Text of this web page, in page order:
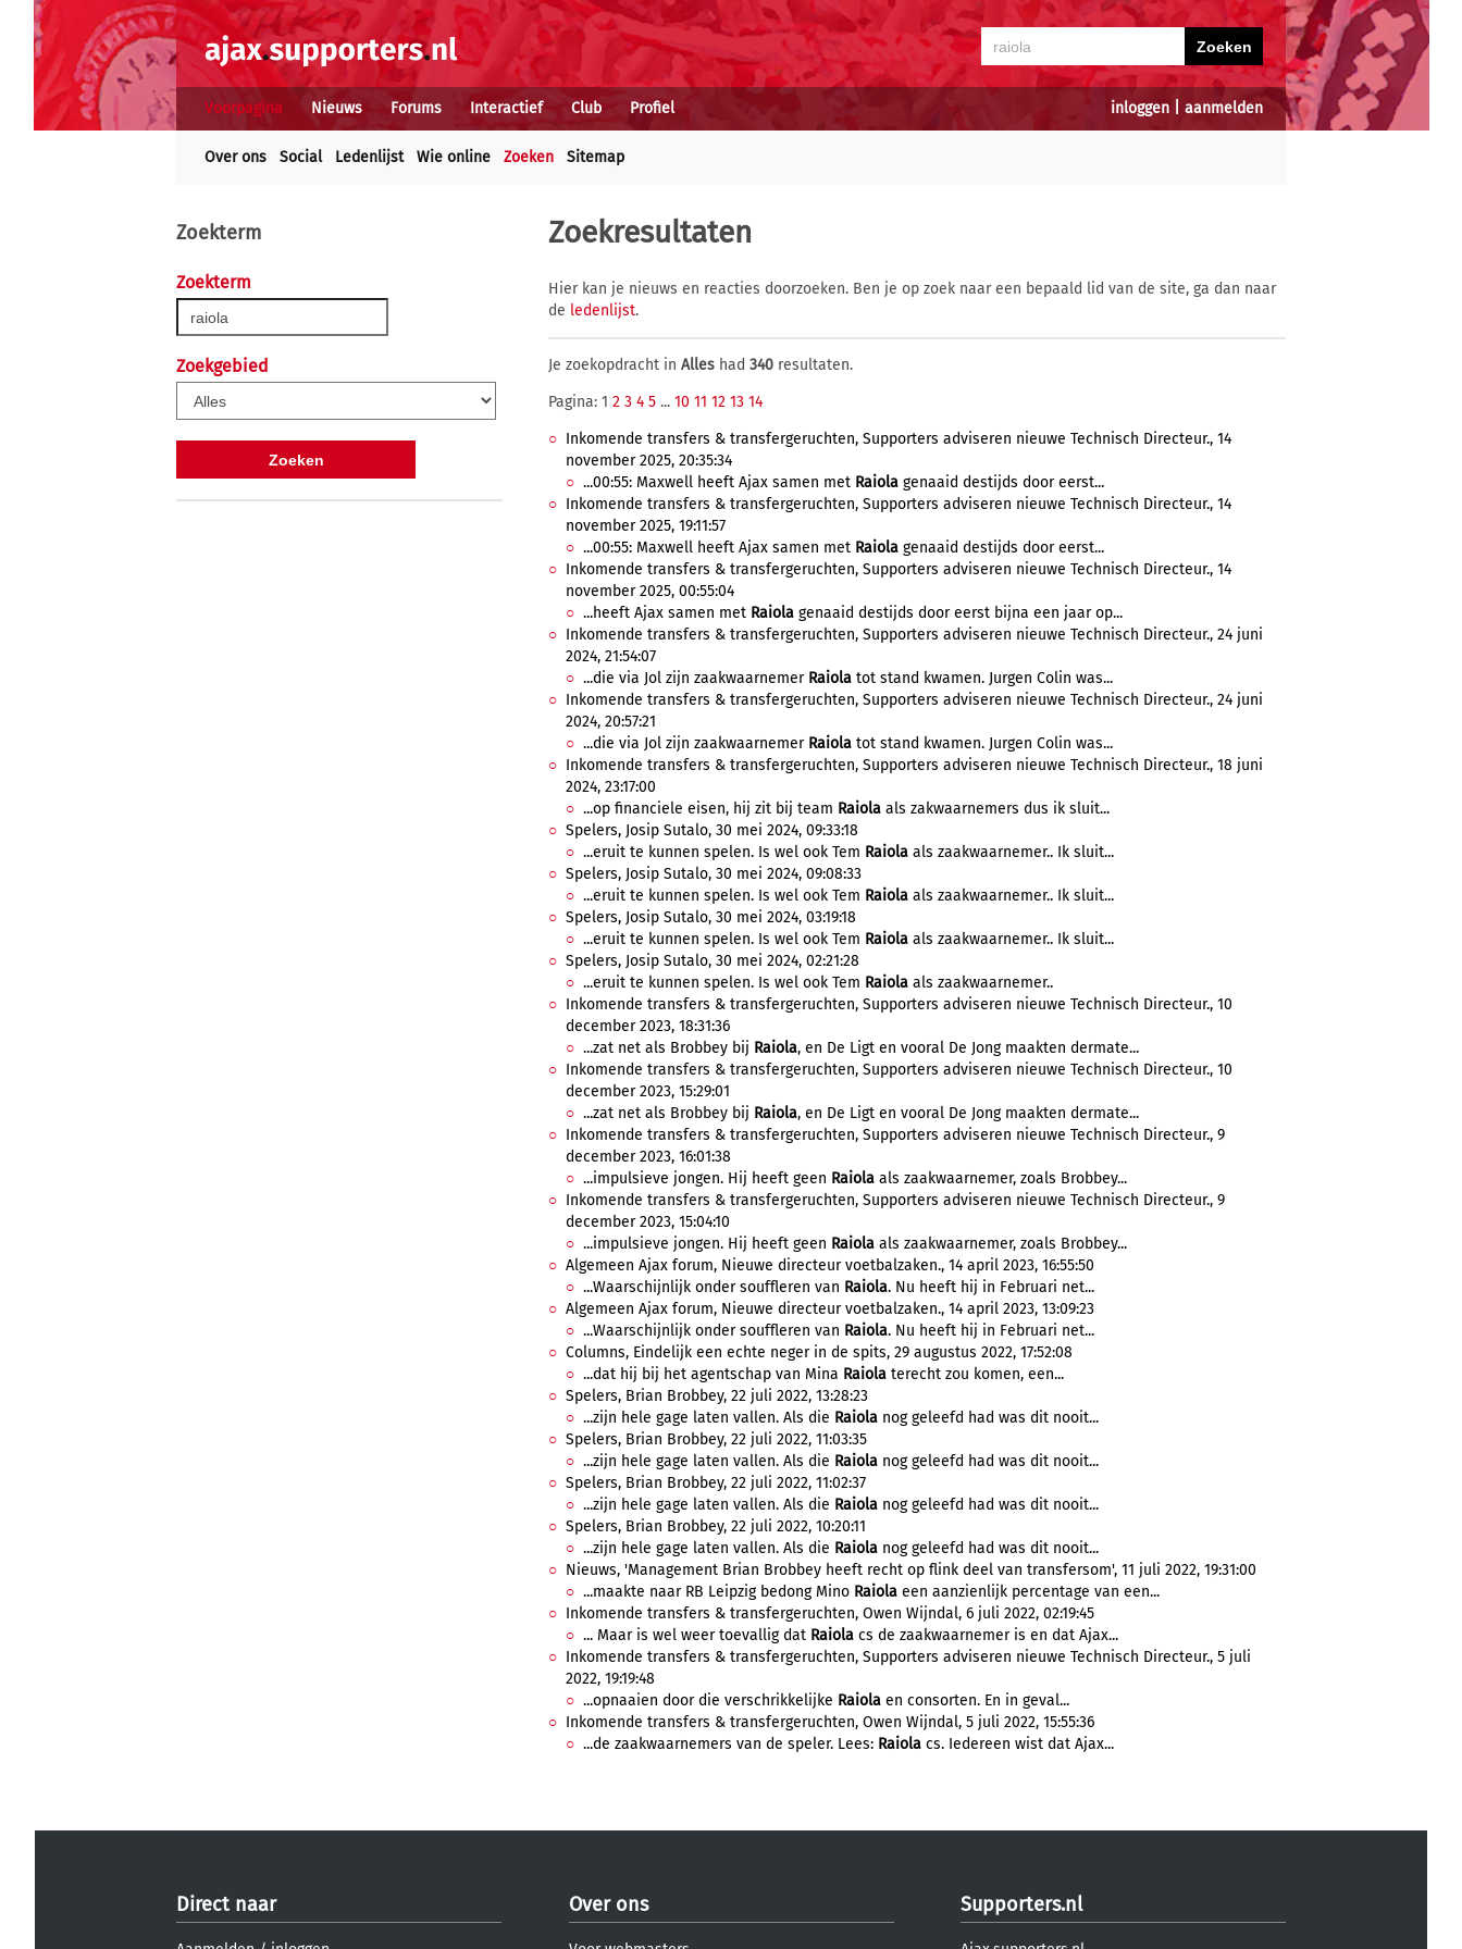
inloggen aanmelden
Voorpagina Nieuws Forums Interactief Club Profiel
Over ons Social Ledenlijst Wie online Zoeken Sitemap
Zoekterm
Zoekterm
Zoekgebied
Zoekresultaten
Hier kan je nieuws en reacties doorzoeken. Ben je op zoek naar een bepaald lid van de site, ga dan naar
de ledenlijst.
Je zoekopdracht in Alles had 340 resultaten.
Pagina: 1 2 3 4 5 ... 10 11 12 13 14
Inkomende transfers & transfergeruchten, Supporters adviseren nieuwe Technisch Directeur., 14
november 2025, 20:35:34
...00:55: Maxwell heeft Ajax samen met Raiola genaaid destijds door eerst...
Inkomende transfers & transfergeruchten, Supporters adviseren nieuwe Technisch Directeur., 14
november 2025, 19:11:57
...00:55: Maxwell heeft Ajax samen met Raiola genaaid destijds door eerst...
Inkomende transfers & transfergeruchten, Supporters adviseren nieuwe Technisch Directeur., 14
november 2025, 00:55:04
...heeft Ajax samen met Raiola genaaid destijds door eerst bijna een jaar op...
Inkomende transfers & transfergeruchten, Supporters adviseren nieuwe Technisch Directeur., 24 juni
2024, 21:54:07
...die via Jol zijn zaakwaarnemer Raiola tot stand kwamen. Jurgen Colin was...
Inkomende transfers & transfergeruchten, Supporters adviseren nieuwe Technisch Directeur., 24 juni
2024, 20:57:21
...die via Jol zijn zaakwaarnemer Raiola tot stand kwamen. Jurgen Colin was...
Inkomende transfers & transfergeruchten, Supporters adviseren nieuwe Technisch Directeur., 18 juni
2024, 23:17:00
...op financiele eisen, hij zit bij team Raiola als zakwaarnemers dus ik sluit...
Spelers, Josip Sutalo, 30 mei 2024, 09:33:18
...eruit te kunnen spelen. Is wel ook Tem Raiola als zaakwaarnemer.. Ik sluit...
Spelers, Josip Sutalo, 30 mei 2024, 09:08:33
...eruit te kunnen spelen. Is wel ook Tem Raiola als zaakwaarnemer.. Ik sluit...
Spelers, Josip Sutalo, 30 mei 2024, 03:19:18
...eruit te kunnen spelen. Is wel ook Tem Raiola als zaakwaarnemer.. Ik sluit...
Spelers, Josip Sutalo, 30 mei 2024, 02:21:28
...eruit te kunnen spelen. Is wel ook Tem Raiola als zaakwaarnemer..
Inkomende transfers & transfergeruchten, Supporters adviseren nieuwe Technisch Directeur., 10
december 2023, 18:31:36
...zat net als Brobbey bij Raiola, en De Ligt en vooral De Jong maakten dermate...
Inkomende transfers & transfergeruchten, Supporters adviseren nieuwe Technisch Directeur., 10
december 2023, 15:29:01
...zat net als Brobbey bij Raiola, en De Ligt en vooral De Jong maakten dermate...
Inkomende transfers & transfergeruchten, Supporters adviseren nieuwe Technisch Directeur., 9
december 2023, 16:01:38
...impulsieve jongen. Hij heeft geen Raiola als zaakwaarnemer, zoals Brobbey...
Inkomende transfers & transfergeruchten, Supporters adviseren nieuwe Technisch Directeur., 9
december 2023, 15:04:10
...impulsieve jongen. Hij heeft geen Raiola als zaakwaarnemer, zoals Brobbey...
Algemeen Ajax forum, Nieuwe directeur voetbalzaken., 14 april 2023, 16:55:50
...Waarschijnlijk onder souffleren van Raiola. Nu heeft hij in Februari net...
Algemeen Ajax forum, Nieuwe directeur voetbalzaken., 14 april 2023, 13:09:23
...Waarschijnlijk onder souffleren van Raiola. Nu heeft hij in Februari net...
Columns, Eindelijk een echte neger in de spits, 29 augustus 2022, 17:52:08
...dat hij bij het agentschap van Mina Raiola terecht zou komen, een...
Spelers, Brian Brobbey, 22 juli 2022, 13:28:23
...zijn hele gage laten vallen. Als die Raiola nog geleefd had was dit nooit...
Spelers, Brian Brobbey, 22 juli 2022, 11:03:35
...zijn hele gage laten vallen. Als die Raiola nog geleefd had was dit nooit...
Spelers, Brian Brobbey, 22 juli 2022, 11:02:37
...zijn hele gage laten vallen. Als die Raiola nog geleefd had was dit nooit...
Spelers, Brian Brobbey, 22 juli 2022, 10:20:11
...zijn hele gage laten vallen. Als die Raiola nog geleefd had was dit nooit...
Nieuws, 'Management Brian Brobbey heeft recht op flink deel van transfersom', 11 juli 2022, 19:31:00
...maakte naar RB Leipzig bedong Mino Raiola een aanzienlijk percentage van een...
Inkomende transfers & transfergeruchten, Owen Wijndal, 6 juli 2022, 02:19:45
... Maar is wel weer toevallig dat Raiola cs de zaakwaarnemer is en dat Ajax...
Inkomende transfers & transfergeruchten, Supporters adviseren nieuwe Technisch Directeur., 5 juli
2022, 19:19:48
...opnaaien door die verschrikkelijke Raiola en consorten. En in geval...
Inkomende transfers & transfergeruchten, Owen Wijndal, 5 juli 2022, 15:55:36
...de zaakwaarnemers van de speler. Lees: Raiola cs. Iedereen wist dat Ajax...
Direct naar Over ons Supporters.nl